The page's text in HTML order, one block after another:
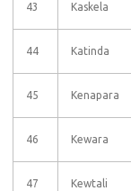
43 Kaskela
44 Katinda
45 Kenapara
46 Kewara
47 Kewtali